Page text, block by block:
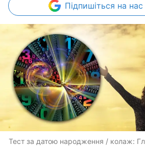
Підпишіться на
Тест за датою народження / колаж: